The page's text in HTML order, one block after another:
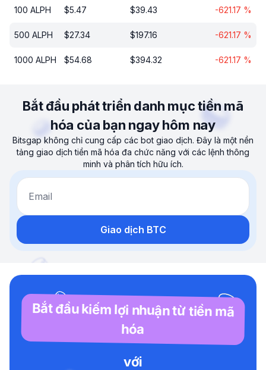
100 ALPH $5.47 $39.43 -621.17 %
500 ALPH $27.34 $197.16 -621.17 %
1000 ALPH $54.68 $394.32 -621.17 %
Bắt đầu phát triển danh mục tiền mã
hóa của bạn ngay hôm nay
Bitsgap không chỉ cung cấp các bot giao dịch. Đây là một nền
tảng giao dịch tiền mã hóa đa chức năng với các lệnh thông
minh và phân tích hữu ích.
Email
Giao dịch BTC
Bắt đầu kiếm lợi nhuận từ tiền mã
hóa
với